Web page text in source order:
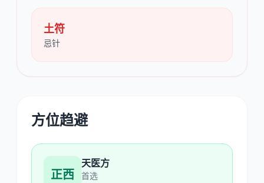
土符
忌针
方位趋避
正西
天医方
首选